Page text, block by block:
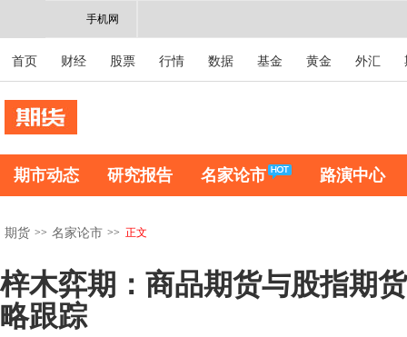
手机网
首页 财经 股票 行情 数据 基金 黄金 外汇
期市动态 研究报告 名家论市 路演中心
期货 >> 名家论市 >> 正文
梓木弈期：商品期货与股指期
略跟踪